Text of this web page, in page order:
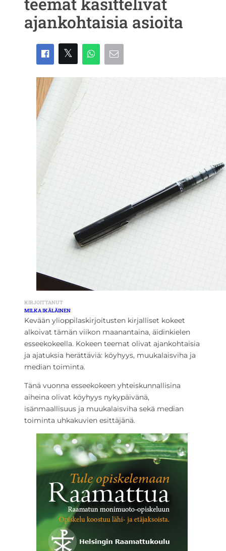
ajankohtaisia asioita
KIRJOITTANUT
MILKA IKÄLÄINEN
Kevään ylioppilaskirjoitusten kirjalliset kokeet
alkoivat tämän viikon maanantaina, äidinkielen
esseekokeella. Kokeen teemat olivat ajankohtaisia
ja ajatuksia herättäviä: köyhyys, muukalaisviha ja
median toiminta.
Tänä vuonna esseekokeen yhteiskunnallisina
aiheina olivat köyhyys nykypäivänä,
isänmaallisuus ja muukalaisviha sekä median
toiminta uhkakuvien esittäjänä.